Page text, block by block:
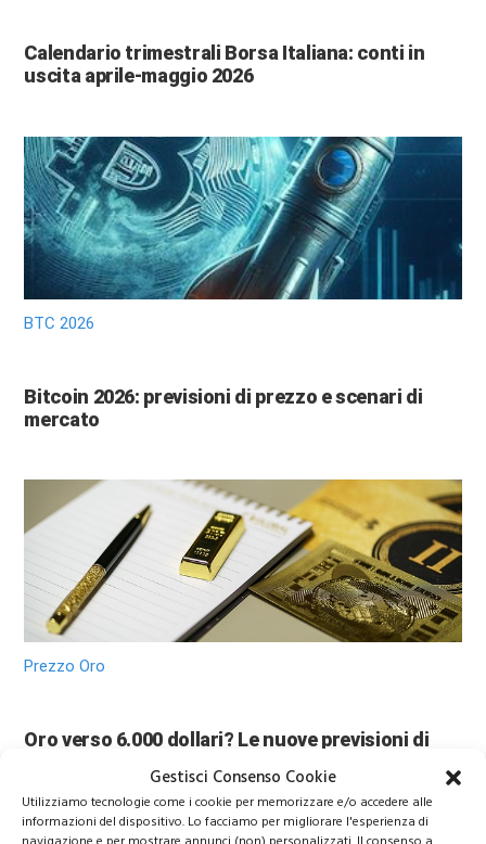
Gestisci Consenso Cookie
Utilizziamo tecnologie come i cookie per memorizzare e/o accedere alle
informazioni del dispositivo. Lo facciamo per migliorare l'esperienza di
Calendario trimestrali Borsa Italiana: conti in
uscita aprile-maggio 2026
BTC 2026
Bitcoin 2026: previsioni di prezzo e scenari di
mercato
Prezzo Oro
Oro verso 6.000 dollari? Le nuove previsioni di